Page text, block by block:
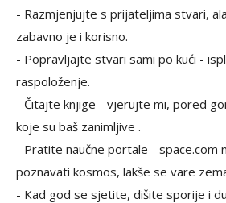
- Razmjenjujte s prijateljima stvari,
zabavno je i korisno.
- Popravljajte stvari sami po kući -
raspoloženje.
- Čitajte knjige - vjerujte mi, pored
koje su baš zanimljive .
- Pratite naučne portale - space.com
poznavati kosmos, lakše se vare
- Kad god se sjetite, dišite sporije i